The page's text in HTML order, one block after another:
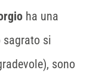
ha una
sagrato si
sono